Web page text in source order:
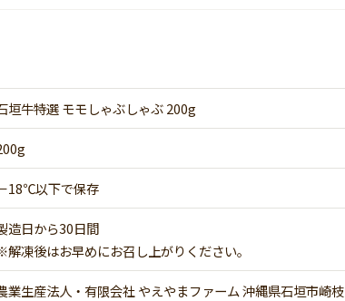
垣牛特選 モモしゃぶしゃぶ 200g
18℃以下で保存
造日から30日間
凍後はお早めにお召し上がりください。
業生産法人・有限会社 やえやまファーム 沖縄県石垣市崎枝